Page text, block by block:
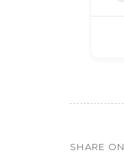
SHARE ON